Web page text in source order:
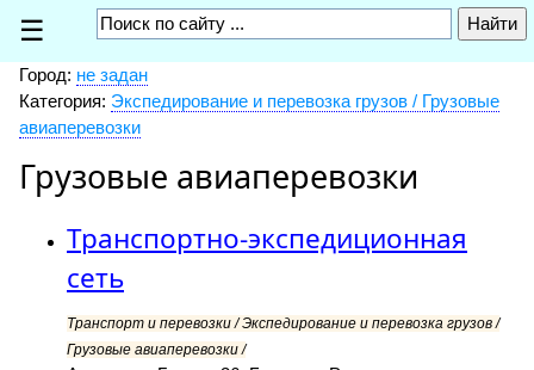
☰
Город: не задан
Категория: Экспедирование и перевозка грузов / Грузовые
авиаперевозки
Грузовые авиаперевозки
Транспортно-экспедиционная
сеть
Транспорт и перевозки / Экспедирование и перевозка грузов /
Грузовые авиаперевозки /